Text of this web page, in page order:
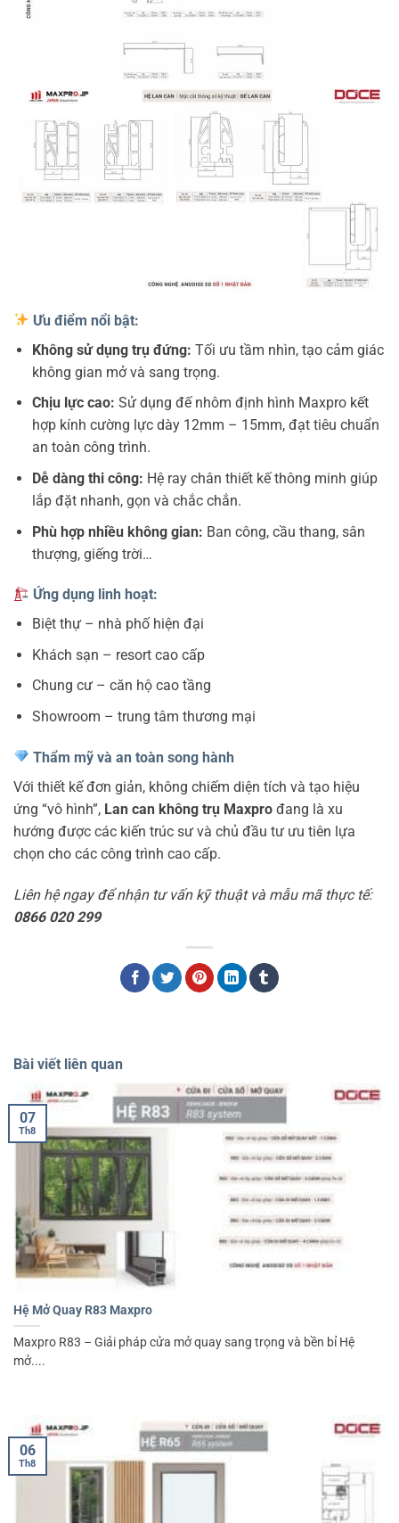
Ưu điểm nổi bật:
Không sử dụng trụ đứng: Tối ưu tầm nhìn, tạo cảm giác
không gian mở và sang trọng.
Chịu lực cao: Sử dụng đế nhôm định hình Maxpro kết
hợp kính cường lực dày 12mm – 15mm, đạt tiêu chuẩn
an toàn công trình.
Dễ dàng thi công: Hệ ray chân thiết kế thông minh giúp
lắp đặt nhanh, gọn và chắc chắn.
Phù hợp nhiều không gian: Ban công, cầu thang, sân
thượng, giếng trời…
Ứng dụng linh hoạt:
Biệt thự – nhà phố hiện đại
Khách sạn – resort cao cấp
Chung cư – căn hộ cao tầng
Showroom – trung tâm thương mại
Thẩm mỹ và an toàn song hành
Với thiết kế đơn giản, không chiếm diện tích và tạo hiệu
ứng “vô hình”, Lan can không trụ Maxpro đang là xu
hướng được các kiến trúc sư và chủ đầu tư ưu tiên lựa
chọn cho các công trình cao cấp.
Liên hệ ngay để nhận tư vấn kỹ thuật và mẫu mã thực tế:
0866 020 299
Bài viết liên quan
Hệ Mở Quay R83 Maxpro
Maxpro R83 – Giải pháp cửa mở quay sang trọng và bền bỉ Hệ
mở....
07
Th8
06
Th8